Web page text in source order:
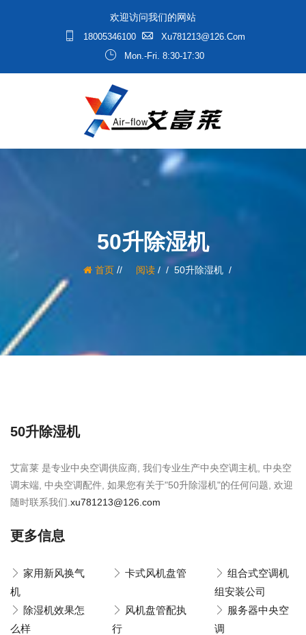
欢迎访问我们的网站
18005346100
Xu781213@126.com
Mon.-Fri. 8:30-17:30
50升除湿机
首页/ 阅读/ 50升除湿机
50升除湿机
艾富莱 是专业中央空调供应商, 我们专业生产中央空调主机, 中央空
调末端, 中央空调配件, 如果您有关于"50升除湿机"的任何问题, 欢迎
随时联系我们. xu781213@126.com
更多信息
家用新风换气
机
卡式风机盘管
组合式空调机
组安装公司
除湿机效果怎
么样
风机盘管配执
行
服务器中央空
调